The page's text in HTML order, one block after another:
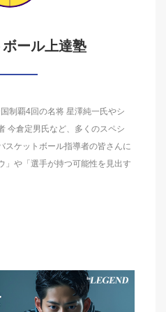
ール上達塾
制覇4回の名将 星澤純一氏やシ
今倉定男氏など、多くのスペシ
スケットボール指導者の皆さんに
」や「選手が持つ可能性を見出す